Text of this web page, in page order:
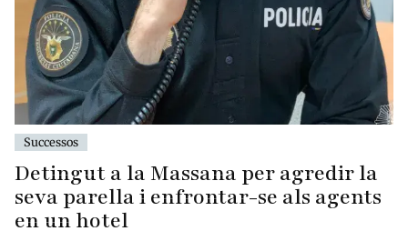
Successos
Detingut a la Massana per agredir la
seva parella i enfrontar-se als agents
en un hotel